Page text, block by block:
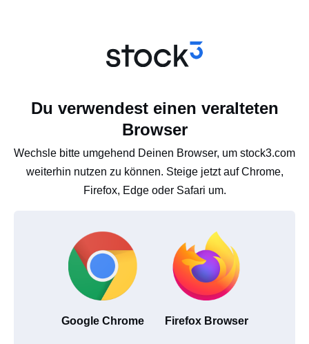
Du verwendest einen veralteten
Browser
Wechsle bitte umgehend Deinen Browser, um stock3.com
weiterhin nutzen zu können. Steige jetzt auf Chrome,
Firefox, Edge oder Safari um.
Google Chrome Firefox Browser